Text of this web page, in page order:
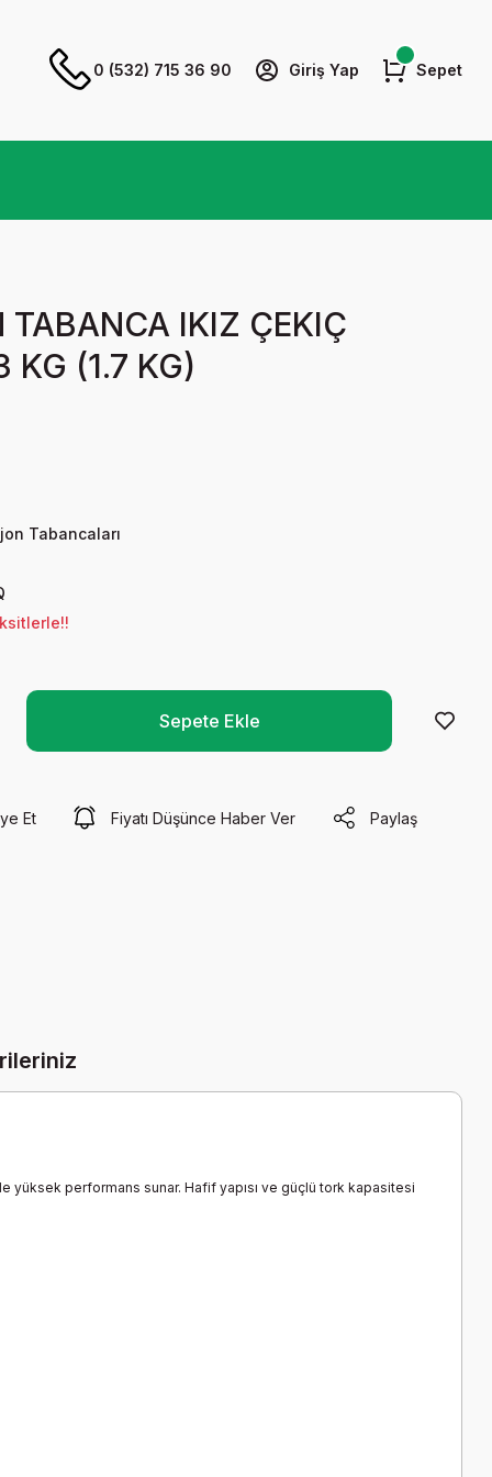
0 (532) 715 36 90 Giriş Yap Sepet
IKIZ ÇEKIÇ
KG (1.7 KG)
Tabancaları
Sepete Ekle
Et Fiyatı Düşünce Haber Ver Paylaş
yüksek performans sunar. Hafif yapısı ve güçlü tork kapasitesi